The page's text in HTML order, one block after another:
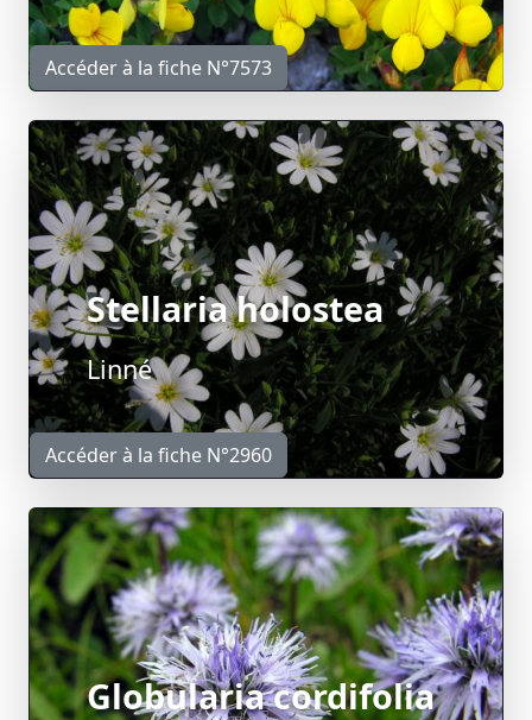
Accéder à la fiche N°7573
Stellaria holostea
Linné
Accéder à la fiche N°2960
Globularia cordifolia